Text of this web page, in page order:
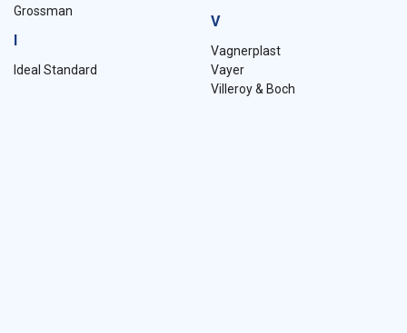
Grossman
I
Ideal Standard
V
Vagnerplast
Vayer
Villeroy & Boch